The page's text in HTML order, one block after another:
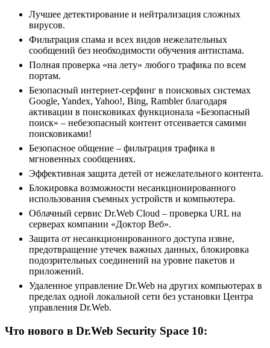
Лучшее детектирование и нейтрализация сложных
вирусов.
Фильтрация спама и всех видов нежелательных
сообщений без необходимости обучения антиспама.
Полная проверка «на лету» любого трафика по всем
портам.
Безопасный интернет-серфинг в поисковых системах
Google, Yandex, Yahoo!, Bing, Rambler благодаря
активации в поисковиках функционала «Безопасный
поиск» – небезопасный контент отсеивается самими
поисковиками!
Безопасное общение – фильтрация трафика в
мгновенных сообщениях.
Эффективная защита детей от нежелательного контента.
Блокировка возможности несанкционированного
использования съемных устройств и компьютера.
Облачный сервис Dr.Web Cloud – проверка URL на
серверах компании «Доктор Веб».
Защита от несанкционированного доступа извне,
предотвращение утечек важных данных, блокировка
подозрительных соединений на уровне пакетов и
приложений.
Удаленное управление Dr.Web на других компьютерах в
пределах одной локальной сети без установки Центра
управления Dr.Web.
Что нового в Dr.Web Security Space 10: